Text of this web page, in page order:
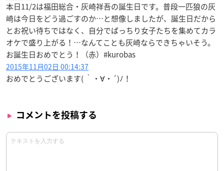
本日11/2は福田総合・灰崎祥吾の誕生日です。普段一匹狼の灰
崎は今日をどう過ごすのか…と想像しましたが、誕生日だから
とお祝い待ちではなく、自分でばっちり女子たちを集めてカラ
オケで盛り上がる！…なんてことも灰崎ならできちゃいそう。
お誕生日おめでとう！（赤）#kurobas
2015年11月02日 00:14:37
おめでとうございます( ｀・∀・´)ﾉ！
コメントを投稿する